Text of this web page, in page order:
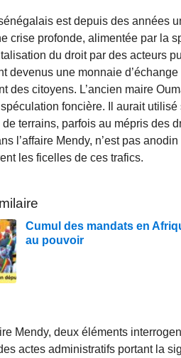
est depuis des années
crise profonde, alimentée par la
du droit par des acteurs
devenus une monnaie
des citoyens. L’ancien maire
foncière. Il aurait
terrains, parfois au mépris des
l’affaire Mendy, n’est pas
les ficelles de ces trafics.
Cumul des mandats en
au pouvoir
Mendy, deux éléments
actes administratifs portant la